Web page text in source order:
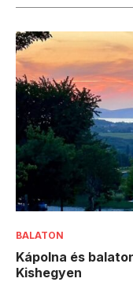
BALATON
Kápolna és
Kishegyen